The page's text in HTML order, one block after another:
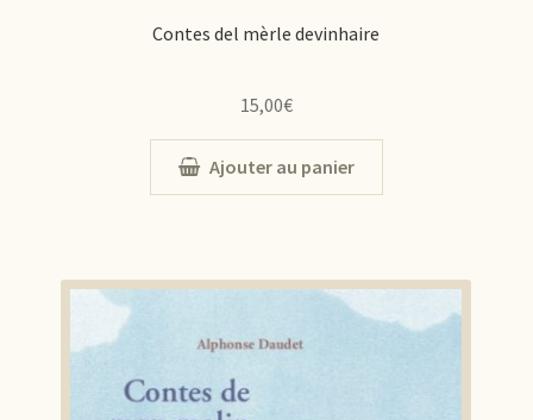
Contes del mèrle devinhaire
15,00€
Ajouter au panier